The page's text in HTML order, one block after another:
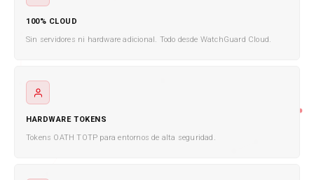
100% CLOUD
Sin servidores ni hardware adicional. Todo desde WatchGuard Cloud.
HARDWARE TOKENS
Tokens OATH TOTP para entornos de alta seguridad.